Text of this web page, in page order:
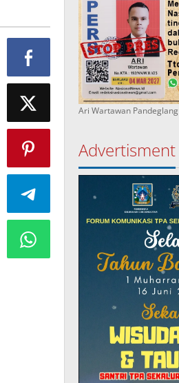
Ari Wartawan Pandeglang
Advertisment